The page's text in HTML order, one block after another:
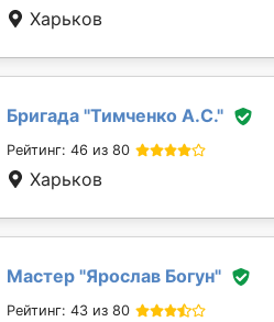
Харьков
Бригада "Тимченко А.С."
Рейтинг: 46 из 80
Харьков
Мастер "Ярослав Богун"
Рейтинг: 43 из 80